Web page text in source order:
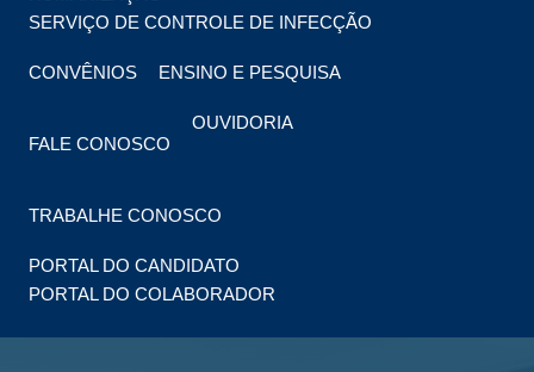
SERVIÇO DE CONTROLE DE INFECÇÃO
CONVÊNIOS ENSINO E PESQUISA
FALE CONOSCO
OUVIDORIA
TRABALHE CONOSCO
PORTAL DO CANDIDATO
PORTAL DO COLABORADOR